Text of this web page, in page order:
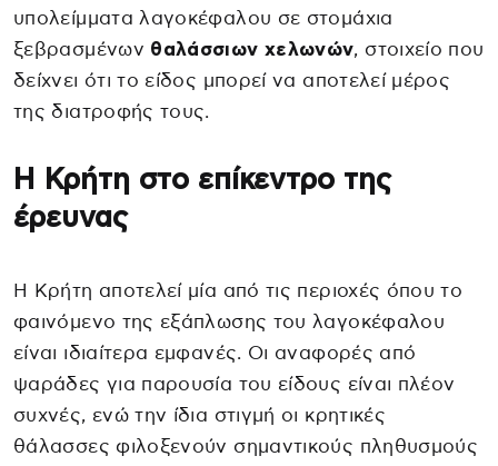
υπολείμματα λαγοκέφαλου σε στομάχια
ξεβρασμένων θαλάσσιων χελωνών, στοιχείο που
δείχνει ότι το είδος μπορεί να αποτελεί μέρος
της διατροφής τους.
Η Κρήτη στο επίκεντρο της
έρευνας
Η Κρήτη αποτελεί μία από τις περιοχές όπου το
φαινόμενο της εξάπλωσης του λαγοκέφαλου
είναι ιδιαίτερα εμφανές. Οι αναφορές από
ψαράδες για παρουσία του είδους είναι πλέον
συχνές, ενώ την ίδια στιγμή οι κρητικές
θάλασσες φιλοξενούν σημαντικούς πληθυσμούς